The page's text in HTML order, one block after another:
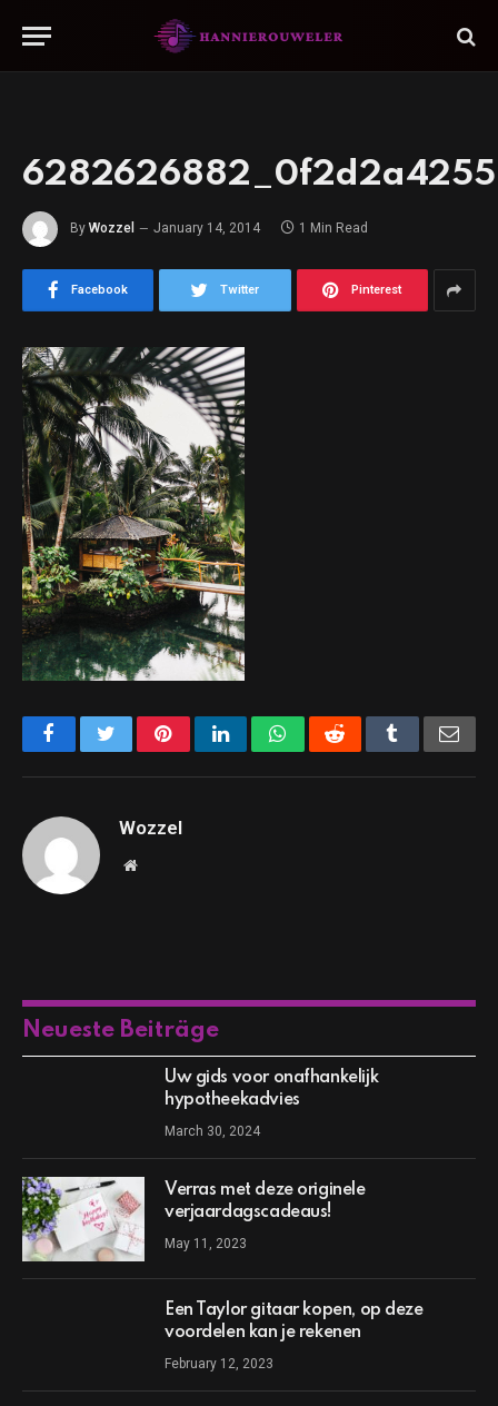
By Wozzel January 14, 2014 1 Min Read
Facebook Twitter Pinterest
FacebookTwitterPinterestLinkedInWhatsAppReddit Tumblr
Wozzel
Website
Neueste Beiträge
Uw gids voor onafhankelijk
hypotheekadvies
March 30, 2024
Verras met deze originele
verjaardagscadeaus!
May 11, 2023
Een Taylor gitaar kopen, op deze
voordelen kan je rekenen
February 12, 2023